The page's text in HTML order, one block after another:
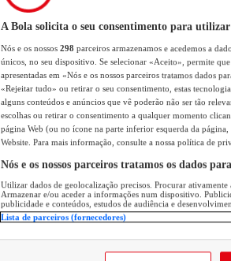
A Bola solicita o seu consentimento para utilizar
Nós e os nossos 298 parceiros armazenamos e acedemos a
únicos, no seu dispositivo. Se selecionar «Aceito», permite
apresentadas em «Nós e os nossos parceiros tratamos dados
«Rejeitar tudo» ou retirar o seu consentimento, estas
alguns conteúdos e anúncios que vê poderão não ser tão
escolhas ou retirar o consentimento a qualquer momento
página Web (ou no ícone na parte inferior esquerda da página,
Website. Para mais informação, consulte a nossa política de
Nós e os nossos parceiros tratamos os dados
Utilizar dados de geolocalização precisos. Procurar
Armazenar e/ou aceder a informações num dispositivo.
publicidade e conteúdos, estudos de audiência e
Lista de parceiros (fornecedores)